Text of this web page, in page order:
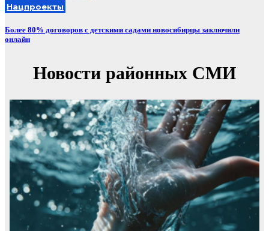
Нацпроекты
Более 80% договоров с детскими садами новосибирцы заключили
онлайн